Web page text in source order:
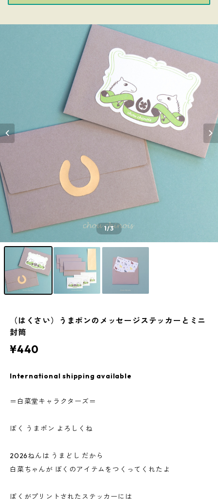
1/3
（はくさい）うまポンのメッセージステッカーとミニ
封筒
¥440
International shipping available
＝白菜堂キャラクターズ＝
ぼく うまポン よろしくね
2026ねんは うまどし だから
白菜ちゃんが ぼくのアイテムをつくってくれたよ
ぼくがプリントされたステッカーには